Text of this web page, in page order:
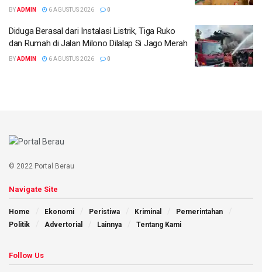
BYADMIN 6 AGUSTUS 2026 0
Diduga Berasal dari Instalasi Listrik, Tiga Ruko
dan Rumah di Jalan Milono Dilalap Si Jago Merah
BYADMIN 6 AGUSTUS 2026 0
© 2022 Portal Berau
Navigate Site
Home Ekonomi Peristiwa Kriminal
Pemerintahan
Politik
Advertorial Lainnya Tentang Kami
Follow Us